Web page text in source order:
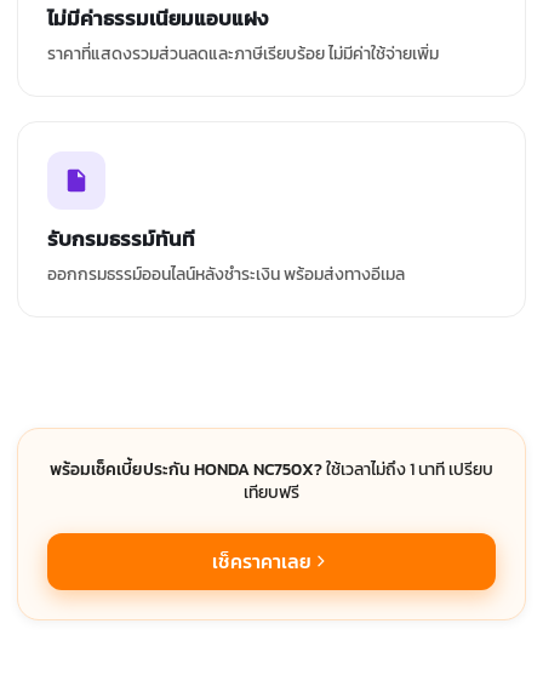
ไม่มีค่าธรรมเนียมแอบแฝง
ราคาที่แสดงรวมส่วนลดและภาษีเรียบร้อย ไม่มีค่าใช้จ่ายเพิ่ม
รับกรมธรรม์ทันที
ออกกรมธรรม์ออนไลน์หลังชำระเงิน พร้อมส่งทางอีเมล
พร้อมเช็คเบี้ยประกัน HONDA NC750X?ใช้เวลาไม่ถึง 1 นาที เปรียบ
เทียบฟรี
เช็คราคาเลย